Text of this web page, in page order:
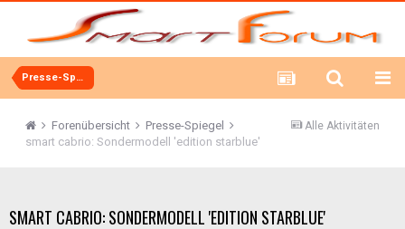
Presse-Spiegel
Alle Aktivitäten
Forenübersicht
Presse-Spiegel
smart cabrio: Sondermodell 'edition starblue'
SMART CABRIO: SONDERMODELL 'EDITION STARBLUE'